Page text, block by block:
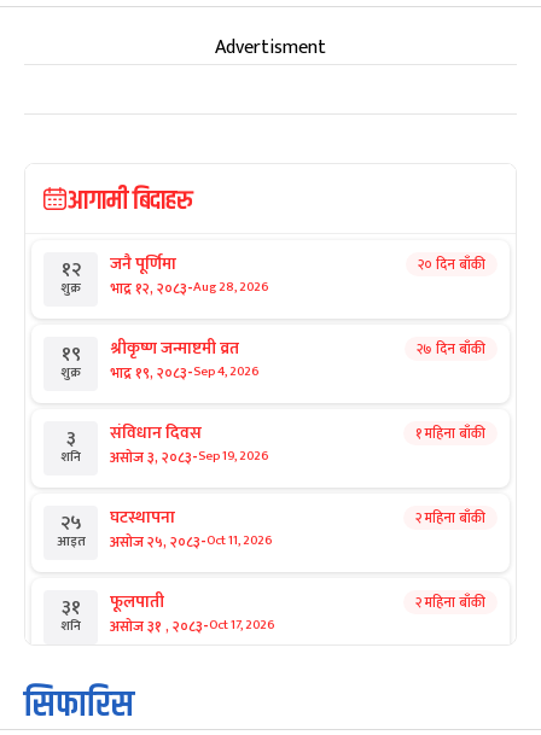
Advertisment
आगामी बिदाहरु
१२
शुक्र
जनै पूर्णिमा
भाद्र १२, २०८३-Aug 28, 2026
२० दिन बाँकी
१९
शुक्र
श्रीकृष्ण जन्माष्टमी व्रत
भाद्र १९, २०८३-Sep 4, 2026
२७ दिन बाँकी
३
शनि
संविधान दिवस
असोज ३, २०८३-Sep 19, 2026
१ महिना बाँकी
२५
आइत
घटस्थापना
असोज २५, २०८३-Oct 11, 2026
२ महिना बाँकी
३१
शनि
फूलपाती
असोज ३१ , २०८३-Oct 17, 2026
२ महिना बाँकी
१
आइत
कार्तिक सङ्क्रान्ति
कार्तिक १, २०८३
सिफारिस